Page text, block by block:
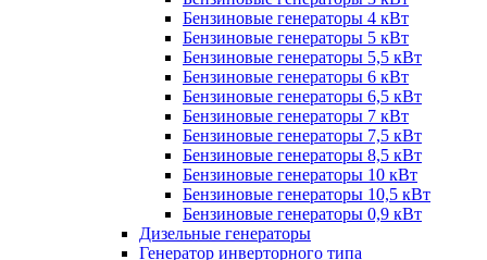
Бензиновые генераторы 4 кВт
Бензиновые генераторы 5 кВт
Бензиновые генераторы 5,5 кВт
Бензиновые генераторы 6 кВт
Бензиновые генераторы 6,5 кВт
Бензиновые генераторы 7 кВт
Бензиновые генераторы 7,5 кВт
Бензиновые генераторы 8,5 кВт
Бензиновые генераторы 10 кВт
Бензиновые генераторы 10,5 кВт
Бензиновые генераторы 0,9 кВт
Дизельные генераторы
Генератор инверторного типа